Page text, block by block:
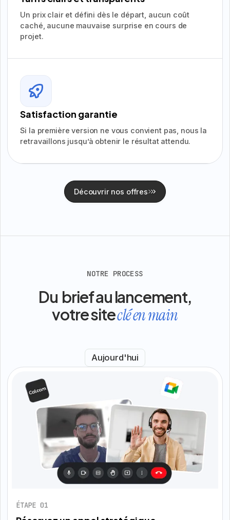
Un prix clair et défini dès le départ, aucun coût
caché, aucune mauvaise surprise en cours de
projet.
Satisfaction garantie
Si la première version ne vous convient pas, nous la
retravaillons jusqu’à obtenir le résultat attendu.
Découvrir nos offres
NOTRE PROCESS
Du brief au lancement,
votre siteclé en main
Aujourd'hui
ÉTAPE 01